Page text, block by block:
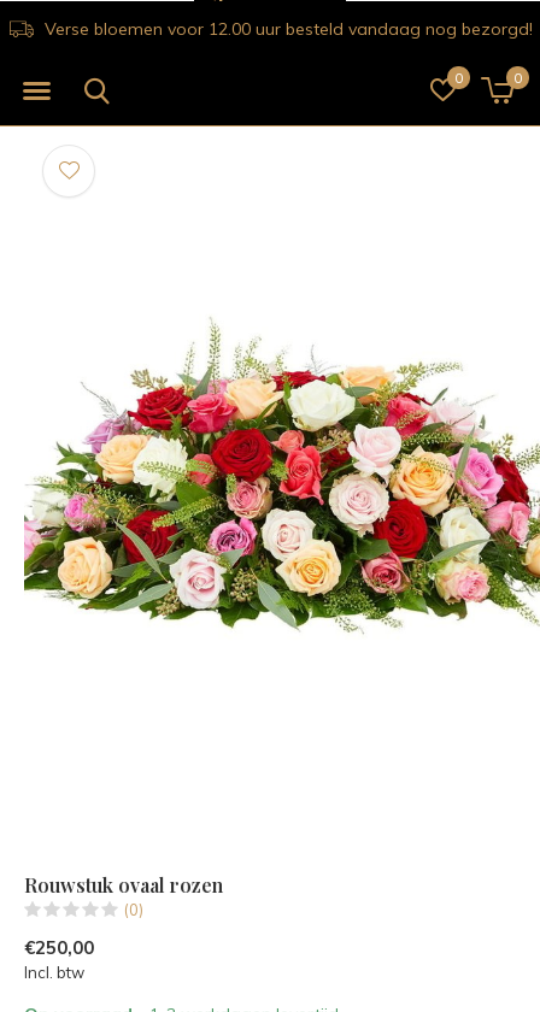
0 0
Verse bloemen voor 12.00 uur besteld vandaag nog bezorgd!
Rouwstuk ovaal rozen
(0)
€250,00
Incl. btw